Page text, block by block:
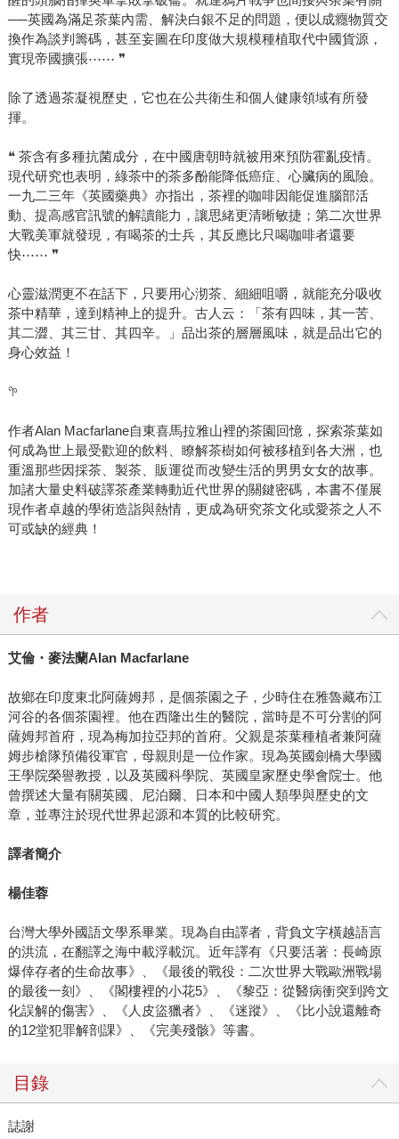
──英國為滿足茶葉內需、解決白銀不足的問題，便以成癮物質交
換作為談判籌碼，甚至妄圖在印度做大規模種植取代中國貨源，
實現帝國擴張⋯⋯ ❞
除了透過茶凝視歷史，它也在公共衛生和個人健康領域有所發
揮。
❝ 茶含有多種抗菌成分，在中國唐朝時就被用來預防霍亂疫情。
現代研究也表明，綠茶中的茶多酚能降低癌症、心臟病的風險。
一九二三年《英國藥典》亦指出，茶裡的咖啡因能促進腦部活
動、提高感官訊號的解讀能力，讓思緒更清晰敏捷；第二次世界
大戰美軍就發現，有喝茶的士兵，其反應比只喝咖啡者還要
快⋯⋯ ❞
心靈滋潤更不在話下，只要用心沏茶、細細咀嚼，就能充分吸收
茶中精華，達到精神上的提升。古人云：「茶有四味，其一苦、
其二澀、其三甘、其四辛。」品出茶的層層風味，就是品出它的
身心效益！
𖧧
作者Alan Macfarlane自東喜馬拉雅山裡的茶園回憶，探索茶葉如
何成為世上最受歡迎的飲料、瞭解茶樹如何被移植到各大洲，也
重溫那些因採茶、製茶、販運從而改變生活的男男女女的故事。
加諸大量史料破譯茶產業轉動近代世界的關鍵密碼，本書不僅展
現作者卓越的學術造詣與熱情，更成為研究茶文化或愛茶之人不
可或缺的經典！
作者
艾倫・麥法蘭Alan Macfarlane
故鄉在印度東北阿薩姆邦，是個茶園之子，少時住在雅魯藏布江
河谷的各個茶園裡。他在西隆出生的醫院，當時是不可分割的阿
薩姆邦首府，現為梅加拉亞邦的首府。父親是茶葉種植者兼阿薩
姆步槍隊預備役軍官，母親則是一位作家。現為英國劍橋大學國
王學院榮譽教授，以及英國科學院、英國皇家歷史學會院士。他
曾撰述大量有關英國、尼泊爾、日本和中國人類學與歷史的文
章，並專注於現代世界起源和本質的比較研究。
譯者簡介
楊佳蓉
台灣大學外國語文學系畢業。現為自由譯者，背負文字橫越語言
的洪流，在翻譯之海中載浮載沉。近年譯有《只要活著：長崎原
爆倖存者的生命故事》、《最後的戰役：二次世界大戰歐洲戰場
的最後一刻》、《閣樓裡的小花5》、《黎亞：從醫病衝突到跨文
化誤解的傷害》、《人皮盜獵者》、《迷蹤》、《比小說還離奇
的12堂犯罪解剖課》、《完美殘骸》等書。
目錄
誌謝